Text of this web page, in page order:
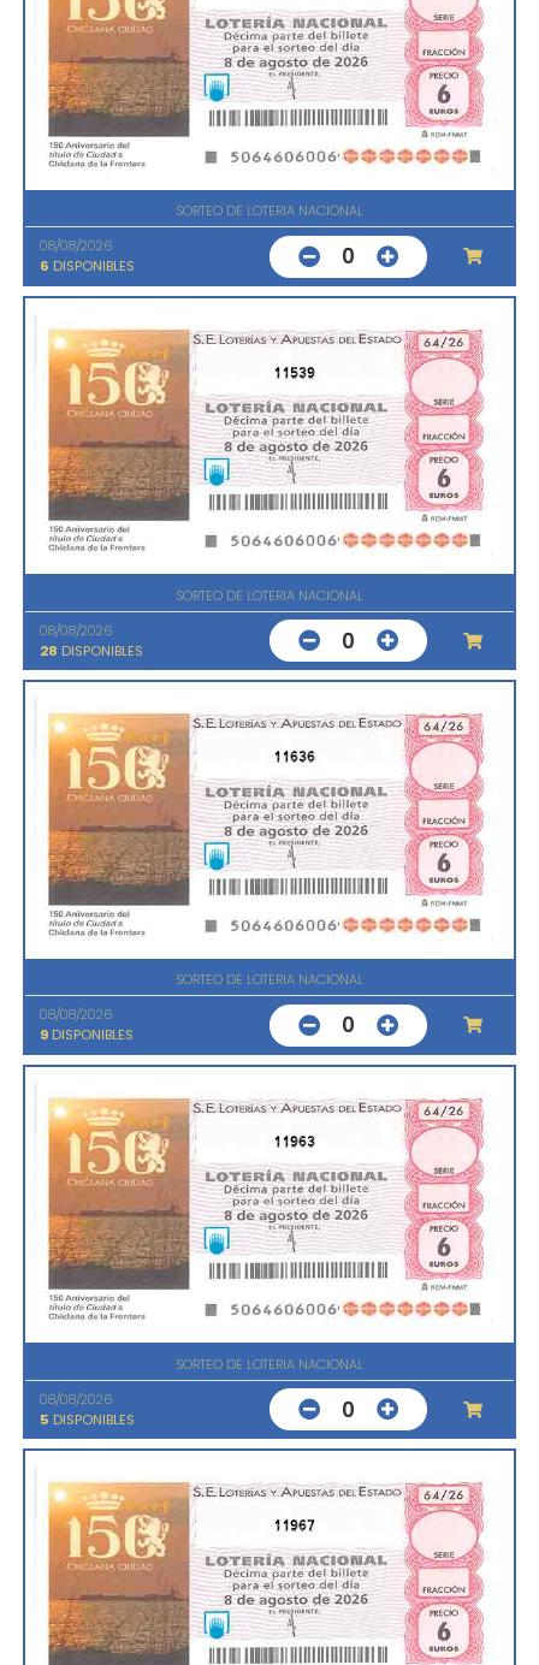
SORTEO DE LOTERIA NACIONAL
08/08/2026
6 DISPONIBLES 0
11539
SORTEO DE LOTERIA NACIONAL
08/08/2026
28 DISPONIBLES 0
11636
SORTEO DE LOTERIA NACIONAL
08/08/2026
9 DISPONIBLES 0
11963
SORTEO DE LOTERIA NACIONAL
08/08/2026
5 DISPONIBLES 0
11967